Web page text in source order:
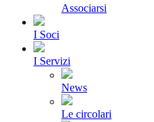
Associarsi
I Soci
I Servizi
News
Le circolari